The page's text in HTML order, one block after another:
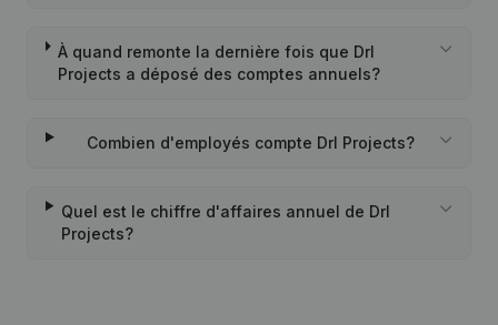
À quand remonte la dernière fois que Drl
Projects a déposé des comptes annuels?
Combien d'employés compte Drl Projects?
Quel est le chiffre d'affaires annuel de Drl
Projects?